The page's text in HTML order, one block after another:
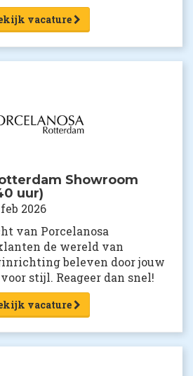
vacature
Showroom
uur)
2026
van Porcelanosa
de wereld van
beleven door jouw
stijl. Reageer dan snel!
vacature